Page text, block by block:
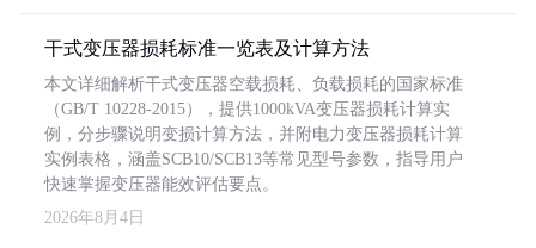
干式变压器损耗标准一览表及计算方法
本文详细解析干式变压器空载损耗、负载损耗的国家标准
（GB/T 10228-2015），提供1000kVA变压器损耗计算实
例，分步骤说明变损计算方法，并附电力变压器损耗计算
实例表格，涵盖SCB10/SCB13等常见型号参数，指导用户
快速掌握变压器能效评估要点。
2026年8月4日